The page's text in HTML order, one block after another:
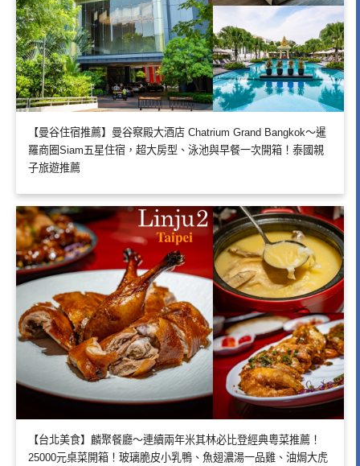
【曼谷住宿推薦】曼谷察殿大酒店 Chatrium Grand Bangkok～暹
羅商圈Siam五星住宿，超大房型、泳池與早餐一次開箱！泰國親
子旅遊推薦
【台北美食】麟聚餐廳～連續兩年米其林必比登經典粵菜推薦！
25000元桌菜開箱！玻璃脆皮小乳鴨、魚翅濃湯一品雞、油焗大虎